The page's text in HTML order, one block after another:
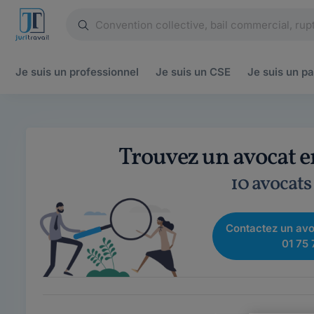
Je suis un professionnel Je suis un CSE Je suis un
Trouvez un avocat
10
Contactez un
01 75